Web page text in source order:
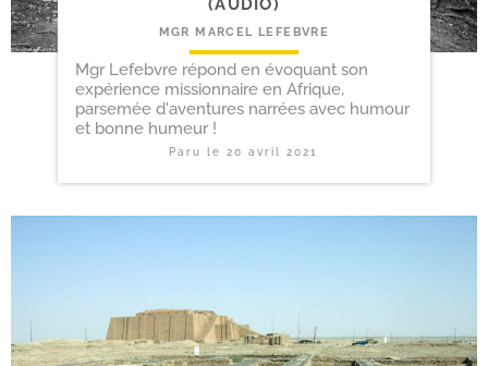
(AUDIO)
MGR MARCEL LEFEBVRE
Mgr Lefebvre répond en évoquant son
expérience missionnaire en Afrique,
parsemée d'aventures narrées avec humour
et bonne humeur !
Paru le20 avril 2021